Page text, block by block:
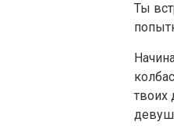
Ты
твоих